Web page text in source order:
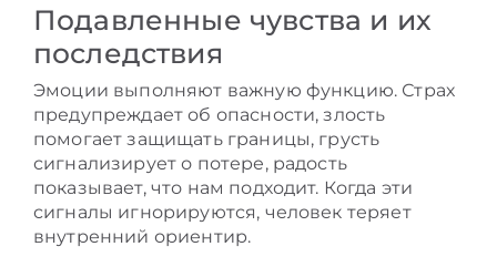
Подавленные чувства и их
последствия
Эмоции выполняют важную функцию. Страх
предупреждает об опасности, злость
помогает защищать границы, грусть
сигнализирует о потере, радость
показывает, что нам подходит. Когда эти
сигналы игнорируются, человек теряет
внутренний ориентир.